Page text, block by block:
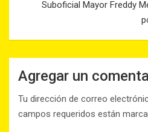
Suboficial Mayor Freddy
Agregar un
Tu dirección de correo
campos requeridos están